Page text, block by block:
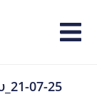
07-25